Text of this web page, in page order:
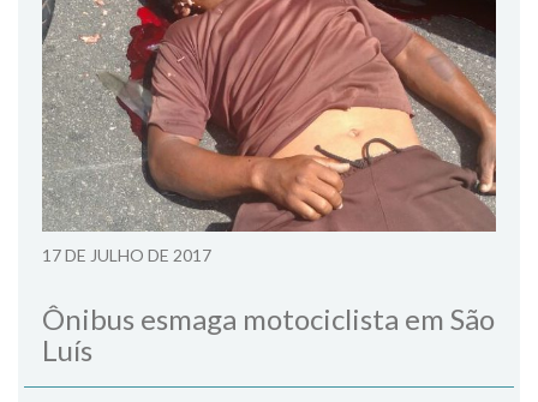
17 DE JULHO DE 2017
Ônibus esmaga motociclista em São
Luís